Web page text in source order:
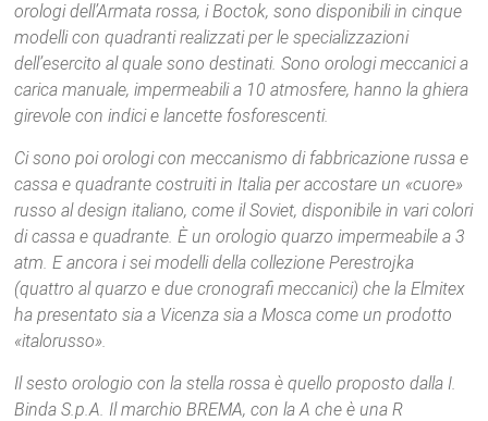
orologi dell’Armata rossa, i Boctok, sono disponibili in cinque
modelli con quadranti realizzati per le specializzazioni
dell’esercito al quale sono destinati. Sono orologi meccanici a
carica manuale, impermeabili a 10 atmosfere, hanno la ghiera
girevole con indici e lancette fosforescenti.
Ci sono poi orologi con meccanismo di fabbricazione russa e
cassa e quadrante costruiti in Italia per accostare un «cuore»
russo al design italiano, come il Soviet, disponibile in vari colori
di cassa e quadrante. È un orologio quarzo impermeabile a 3
atm. E ancora i sei modelli della collezione Perestrojka
(quattro al quarzo e due cronografi meccanici) che la Elmitex
ha presentato sia a Vicenza sia a Mosca come un prodotto
«italorusso».
Il sesto orologio con la stella rossa è quello proposto dalla I.
Binda S.p.A. Il marchio BREMA, con la A che è una R